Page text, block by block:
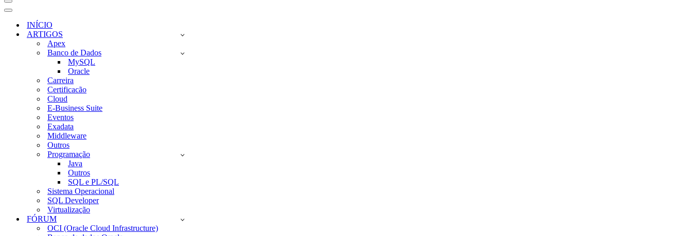
Menu
de
navegação
Menu
navegaçãoINÍCIO
ARTIGOS
Apex
Banco de Dados
MySQL
Oracle
Carreira
Certificacão
Cloud
E-Business Suite
Eventos
Exadata
Middleware
Outros
Programação
Java
Outros
SQL e PL/SQL
Sistema Operacional
SQL Developer
Virtualização
FÓRUM
OCI (Oracle Cloud Infrastructure)